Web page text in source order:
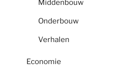
Middenbouw
Onderbouw
Verhalen
Economie